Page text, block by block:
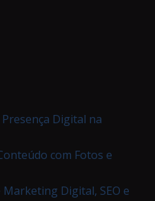
Digital na
com Fotos e
Marketing Digital, SEO e